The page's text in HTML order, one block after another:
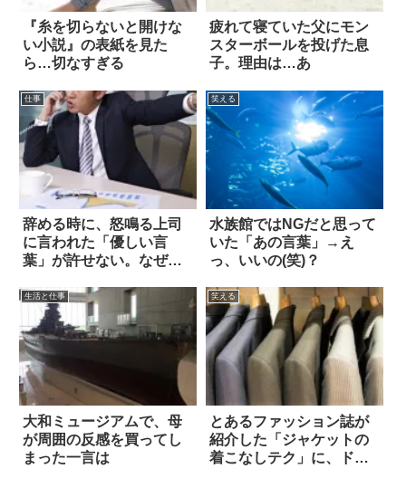
『糸を切らないと開けな
い小説』の表紙を見た
ら…切なすぎる
疲れて寝ていた父にモン
スターボールを投げた息
子。理由は…あ
仕事
辞める時に、怒鳴る上司
に言われた「優しい言
葉」が許せない。なぜな
笑える
水族館ではNGだと思って
いた「あの言葉」→え
っ、いいの(笑)？
生活と仕事
大和ミュージアムで、母
が周囲の反感を買ってし
まった一言は
笑える
とあるファッション誌が
紹介した「ジャケットの
着こなしテク」に、ドン